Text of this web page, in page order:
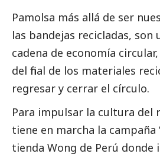
Pamolsa más allá de ser
las bandejas recicladas, son
cadena de economía
del final de los materiales
regresar y cerrar el círculo.
Para impulsar la cultura del
tiene en marcha la campaña
tienda Wong de Perú donde